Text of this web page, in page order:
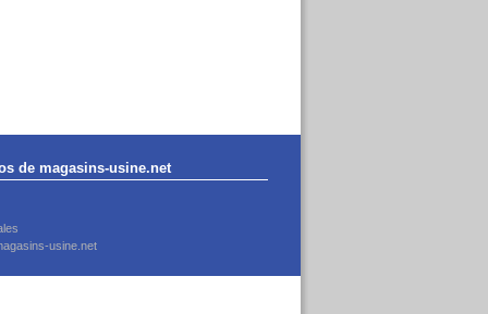
de magasins-usine.net
usine.net